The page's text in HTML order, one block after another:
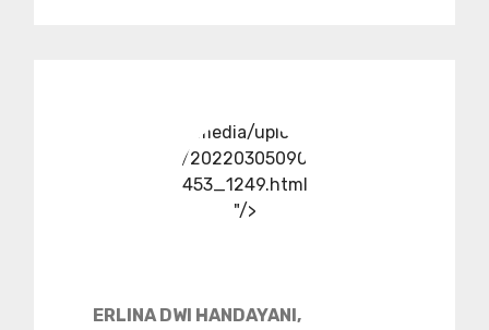
../media/upload
/20220305090
453_1249.html
"/>
ERLINA DWI HANDAYANI,